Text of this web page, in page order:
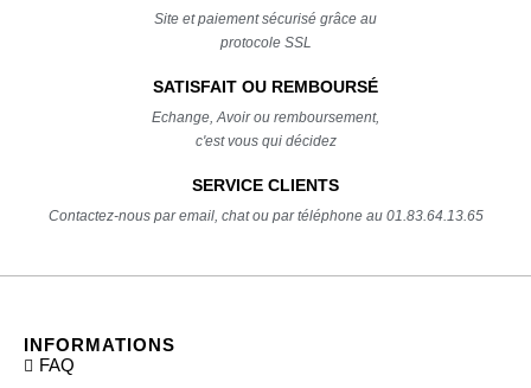
Site et paiement sécurisé grâce au
protocole SSL
SATISFAIT OU REMBOURSÉ
Echange, Avoir ou remboursement,
c'est vous qui décidez
SERVICE CLIENTS
Contactez-nous par email, chat ou par téléphone au 01.83.64.13.65
INFORMATIONS
FAQ